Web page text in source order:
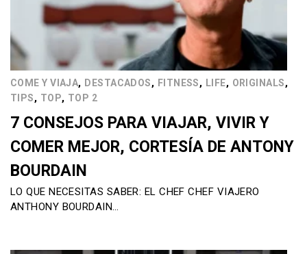
COME Y VIAJA, DESTACADOS, FITNESS, LIFE, ORIGINALS,
TIPS, TOP, TOP 2
7 CONSEJOS PARA VIAJAR, VIVIR Y
COMER MEJOR, CORTESÍA DE ANTONY
BOURDAIN
LO QUE NECESITAS SABER: EL CHEF CHEF VIAJERO
ANTHONY BOURDAIN…